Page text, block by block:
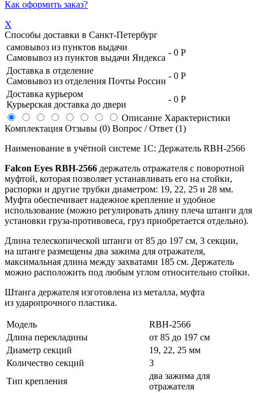
Как оформить заказ?
X
Способы доставки в Санкт-Петербург
самовывоз из пунктов выдачи
Самовывоз из пунктов выдачи Яндекса
- 0 Р
Доставка в отделение
Самовывоз из отделения Почты России
- 0 Р
Доставка курьером
Курьерская доставка до двери
- 0 Р
Описание Характеристики
Комплектация Отзывы (0) Вопрос / Ответ (1)
Наименование в учётной системе 1С: Держатель RBH-2566
Falcon Eyes RBH-2566 держатель отражателя с поворотной
муфтой, которая позволяет устанавливать его на стойки,
распорки и другие трубки диаметром: 19, 22, 25 и 28 мм.
Муфта обеспечивает надежное крепление и удобное
использование (можно регулировать длину плеча штанги для
установки груза-противовеса, груз приобретается отдельно).
Длина телескопической штанги от 85 до 197 см, 3 секции,
на штанге размещены два зажима для отражателя,
максимальная длина между захватами 185 см. Держатель
можно расположить под любым углом относительно стойки.
Штанга держателя изготовлена из металла, муфта
из ударопрочного пластика.
Модель
RBH-2566
Длина перекладины
от 85 до 197 см
Диаметр секций
19, 22, 25 мм
Количество секций
3
Тип крепления
два зажима для
отражателя